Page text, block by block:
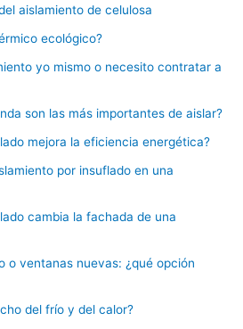
aislamiento de celulosa
ecológico?
yo mismo o necesito contratar a
son las más importantes de aislar?
mejora la eficiencia energética?
por insuflado en una
cambia la fachada de una
o ventanas nuevas: ¿qué opción
del frío y del calor?